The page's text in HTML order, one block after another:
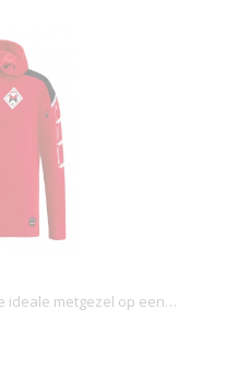
ideale metgezel op een…